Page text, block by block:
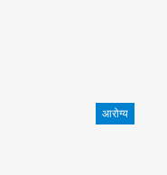
आरोग्य